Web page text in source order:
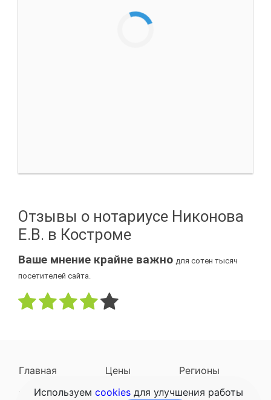
Отзывы о нотариусе Никонова
Е.В. в Костроме
Ваше мнение крайне важно для сотен тысяч
посетителей сайта.
Главная Цены
Регионы
Наследодатели
Задать вопрос
Используем cookies для улучшения работы